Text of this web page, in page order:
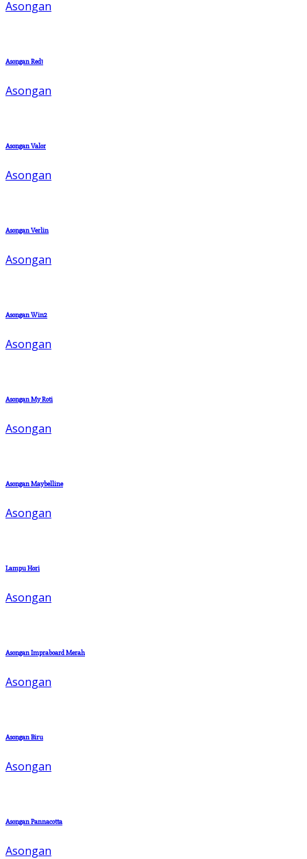
Asongan
Asongan Red1
Asongan
Asongan Valor
Asongan
Asongan Verlin
Asongan
Asongan Win2
Asongan
Asongan My Roti
Asongan
Asongan Maybelline
Asongan
Lampu Hori
Asongan
Asongan Impraboard Merah
Asongan
Asongan Biru
Asongan
Asongan Pannacotta
Asongan